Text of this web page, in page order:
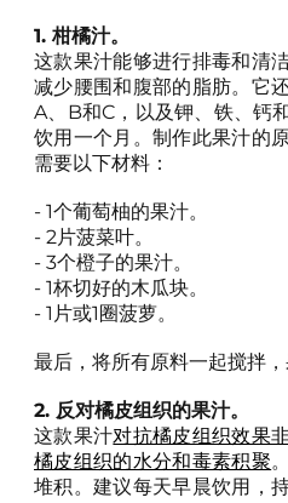
1. 柑橘汁。
这款果汁能够进行排毒和清
减少腰围和腹部的脂肪。它
A、B和C，以及钾、铁、钙
饮用一个月。制作此果汁的
需要以下材料：
- 1个葡萄柚的果汁。
- 2片菠菜叶。
- 3个橙子的果汁。
- 1杯切好的木瓜块。
- 1片或1圈菠萝。
最后，将所有原料一起搅拌，
2. 反对橘皮组织的果汁。
这款果汁对抗橘皮组织效果
橘皮组织的水分和毒素积聚
堆积。建议每天早晨饮用，